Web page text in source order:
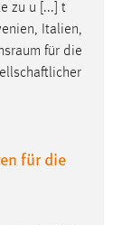
zu u [...] t
Italien,
für die
für die